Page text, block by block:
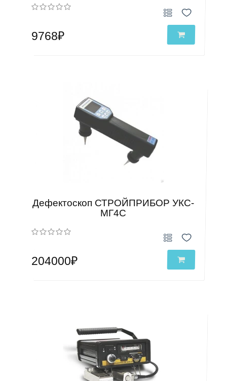
9768₽
Дефектоскоп СТРОЙПРИБОР УКС-
МГ4С
204000₽